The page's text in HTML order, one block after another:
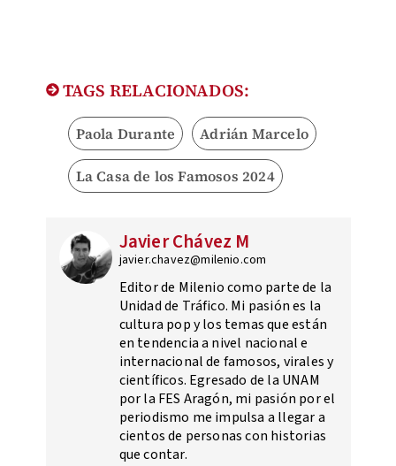
TAGS RELACIONADOS:
Paola Durante Adrián Marcelo
La Casa de los Famosos 2024
Javier Chávez M
javier.chavez@milenio.com
Editor de Milenio como parte de la
Unidad de Tráfico. Mi pasión es la
cultura pop y los temas que están
en tendencia a nivel nacional e
internacional de famosos, virales y
científicos. Egresado de la UNAM
por la FES Aragón, mi pasión por el
periodismo me impulsa a llegar a
cientos de personas con historias
que contar.